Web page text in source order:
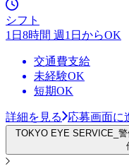
シフト
1日8時間 週1日からOK
交通費支給
未経験OK
短期OK
詳細を見る 応募画面に
TOKYO EYE SERVICE_